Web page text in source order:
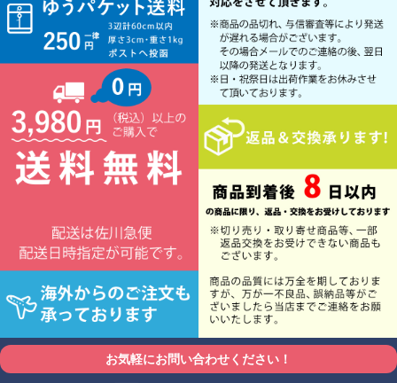
お気軽にお問い合わせください！